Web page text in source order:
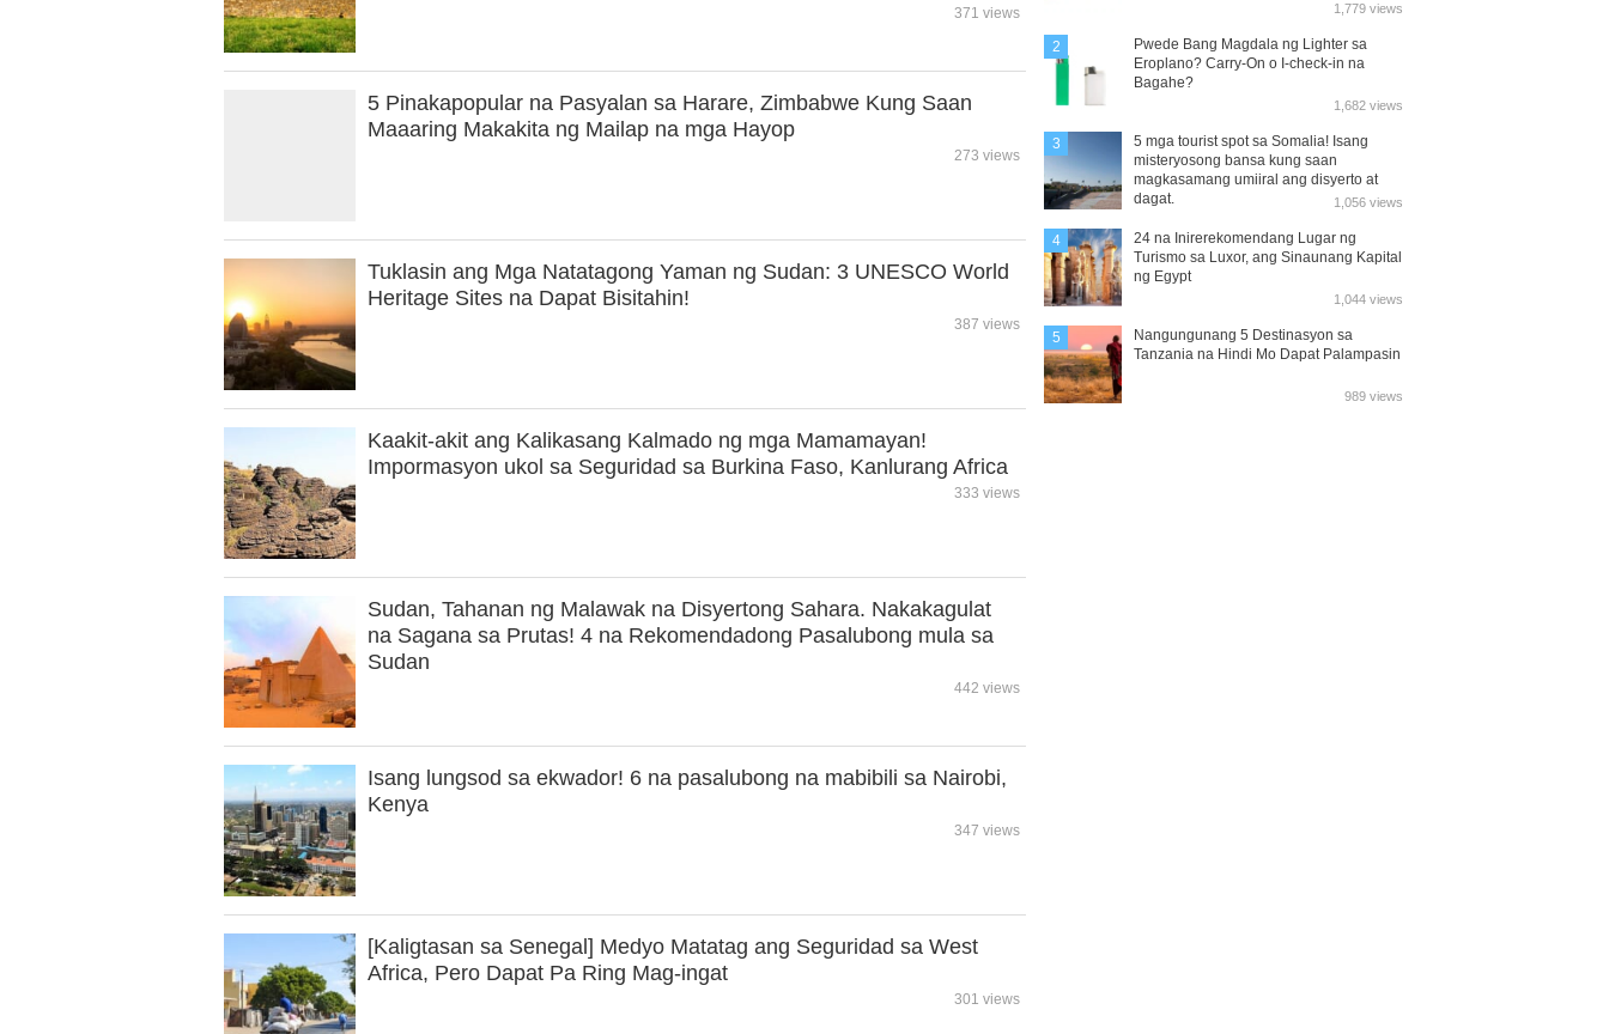
371 views
5 Pinakapopular na Pasyalan sa Harare, Zimbabwe Kung Saan
Maaaring Makakita ng Mailap na mga Hayop
273 views
Tuklasin ang Mga Natatagong Yaman ng Sudan: 3 UNESCO World
Heritage Sites na Dapat Bisitahin!
387 views
Kaakit-akit ang Kalikasang Kalmado ng mga Mamamayan!
Impormasyon ukol sa Seguridad sa Burkina Faso, Kanlurang Africa
333 views
Sudan, Tahanan ng Malawak na Disyertong Sahara. Nakakagulat
na Sagana sa Prutas! 4 na Rekomendadong Pasalubong mula sa
Sudan
442 views
Isang lungsod sa ekwador! 6 na pasalubong na mabibili sa Nairobi,
Kenya
347 views
[Kaligtasan sa Senegal] Medyo Matatag ang Seguridad sa West
Africa, Pero Dapat Pa Ring Mag-ingat
301 views
1,779 views
2
Pwede Bang Magdala ng Lighter sa
Eroplano? Carry-On o I-check-in na
Bagahe?
1,682 views
3
5 mga tourist spot sa Somalia! Isang
misteryosong bansa kung saan
magkasamang umiiral ang disyerto at
dagat.
1,056 views
4
24 na Inirerekomendang Lugar ng
Turismo sa Luxor, ang Sinaunang Kapital
ng Egypt
1,044 views
5
Nangungunang 5 Destinasyon sa
Tanzania na Hindi Mo Dapat Palampasin
989 views